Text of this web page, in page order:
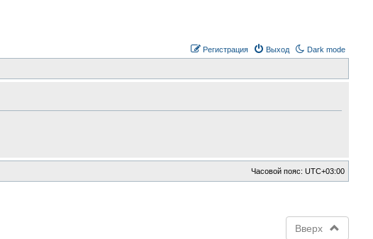
Dark mode
Выход
Регистрация
Часовой пояс:UTC+03:00
Вверх